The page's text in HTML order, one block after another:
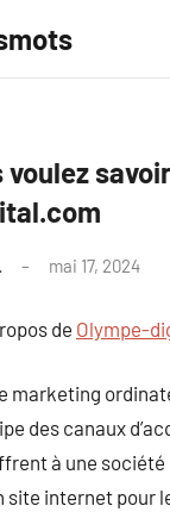
voulez
mai 17, 2024
de Olympe-
marketing
des canaux
à une société
site internet pour